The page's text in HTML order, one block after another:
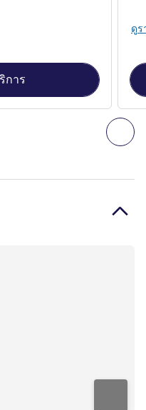
ถั
Room with 1 double bed
การ
ดูร